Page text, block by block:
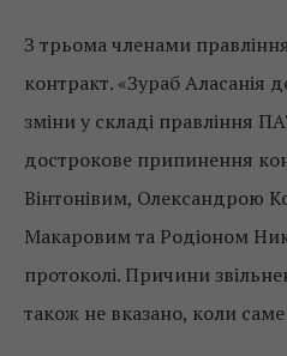
З трьома членами
контракт. «Зураб Аласанія
зміни у складі правління
дострокове припинення
Вінтонівим, Олександрою
Макаровим та Родіоном
протоколі. Причини
також не вказано, коли